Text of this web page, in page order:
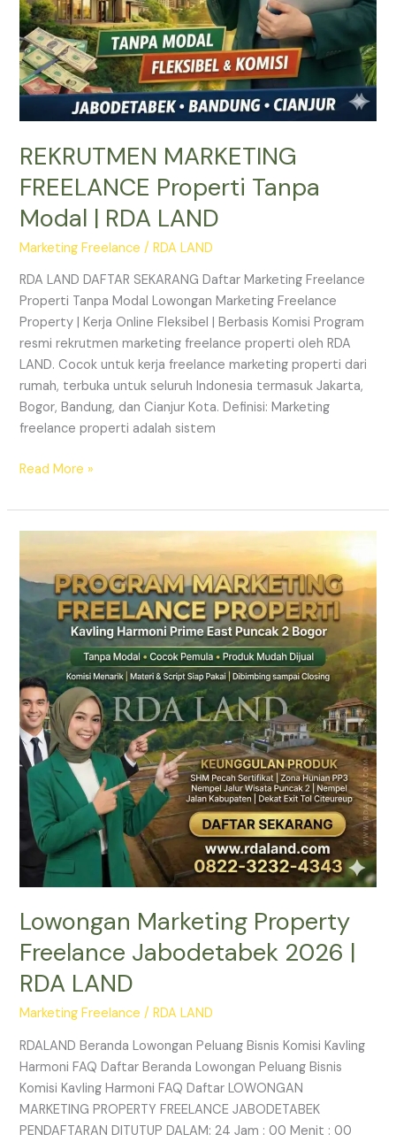
REKRUTMEN MARKETING
FREELANCE Properti Tanpa
Modal | RDA LAND
Marketing Freelance /RDA LAND
RDA LAND DAFTAR SEKARANG Daftar Marketing Freelance
Properti Tanpa Modal Lowongan Marketing Freelance
Property | Kerja Online Fleksibel | Berbasis Komisi Program
resmi rekrutmen marketing freelance properti oleh RDA
LAND. Cocok untuk kerja freelance marketing properti dari
rumah, terbuka untuk seluruh Indonesia termasuk Jakarta,
Bogor, Bandung, dan Cianjur Kota. Definisi: Marketing
freelance properti adalah sistem
Read More »
Lowongan Marketing Property
Freelance Jabodetabek 2026 |
RDA LAND
Marketing Freelance /RDA LAND
RDALAND Beranda Lowongan Peluang Bisnis Komisi Kavling
Harmoni FAQ Daftar Beranda Lowongan Peluang Bisnis
Komisi Kavling Harmoni FAQ Daftar LOWONGAN
MARKETING PROPERTY FREELANCE JABODETABEK
PENDAFTARAN DITUTUP DALAM: 24 Jam : 00 Menit : 00
Property
Freelance
Jabodetabek
2026
|
RDA
LAND